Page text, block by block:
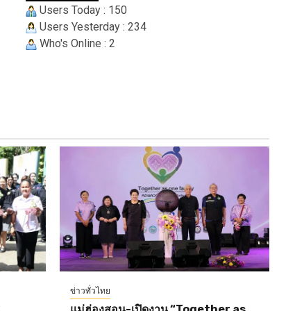
Users Today : 150
Users Yesterday : 234
Who's Online : 2
ข่าวทั่วไทย